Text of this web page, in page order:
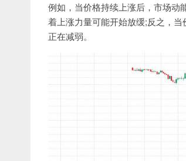
例如，当价格持续上涨后，市场动
着上涨力量可能开始放缓;反之，
正在减弱。